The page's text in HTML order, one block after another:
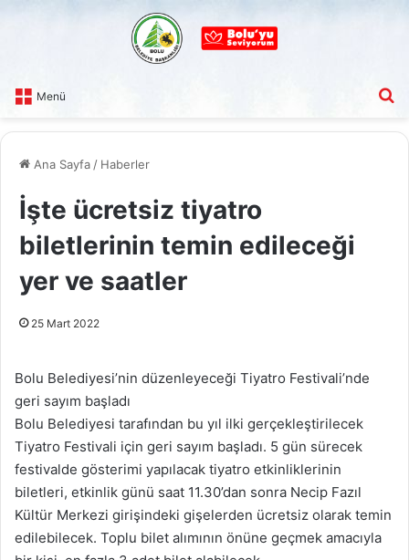
Menü
Ana Sayfa / Haberler
İşte ücretsiz tiyatro
biletlerinin temin edileceği
yer ve saatler
25 Mart 2022
Bolu Belediyesi’nin düzenleyeceği Tiyatro Festivali’nde
geri sayım başladı
Bolu Belediyesi tarafından bu yıl ilki gerçekleştirilecek
Tiyatro Festivali için geri sayım başladı. 5 gün sürecek
festivalde gösterimi yapılacak tiyatro etkinliklerinin
biletleri, etkinlik günü saat 11.30’dan sonra Necip Fazıl
Kültür Merkezi girişindeki gişelerden ücretsiz olarak temin
edilebilecek. Toplu bilet alımının önüne geçmek amacıyla